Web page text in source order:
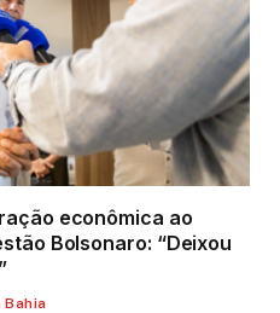
econômica ao
Bolsonaro: “Deixou